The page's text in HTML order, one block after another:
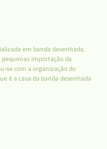
em banda desenhada,
importação da
se com a organização do
é a casa da banda desenhada